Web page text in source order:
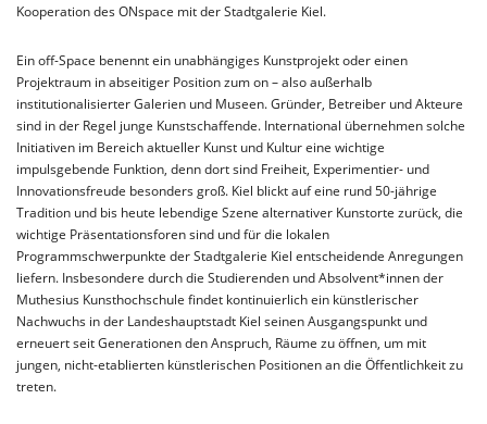
Kooperation des ONspace mit der Stadtgalerie Kiel.
Ein off-Space benennt ein unabhängiges Kunstprojekt oder einen
Projektraum in abseitiger Position zum on – also außerhalb
institutionalisierter Galerien und Museen. Gründer, Betreiber und Akteure
sind in der Regel junge Kunstschaffende. International übernehmen solche
Initiativen im Bereich aktueller Kunst und Kultur eine wichtige
impulsgebende Funktion, denn dort sind Freiheit, Experimentier- und
Innovationsfreude besonders groß. Kiel blickt auf eine rund 50-jährige
Tradition und bis heute lebendige Szene alternativer Kunstorte zurück, die
wichtige Präsentationsforen sind und für die lokalen
Programmschwerpunkte der Stadtgalerie Kiel entscheidende Anregungen
liefern. Insbesondere durch die Studierenden und Absolvent*innen der
Muthesius Kunsthochschule findet kontinuierlich ein künstlerischer
Nachwuchs in der Landeshauptstadt Kiel seinen Ausgangspunkt und
erneuert seit Generationen den Anspruch, Räume zu öffnen, um mit
jungen, nicht-etablierten künstlerischen Positionen an die Öffentlichkeit zu
treten.